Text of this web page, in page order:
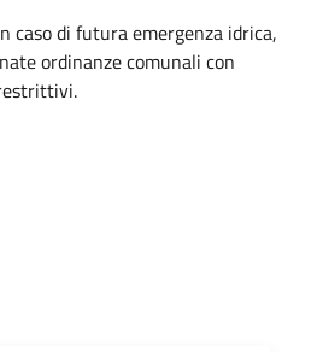
caso di futura emergenza idrica,
ordinanze comunali con